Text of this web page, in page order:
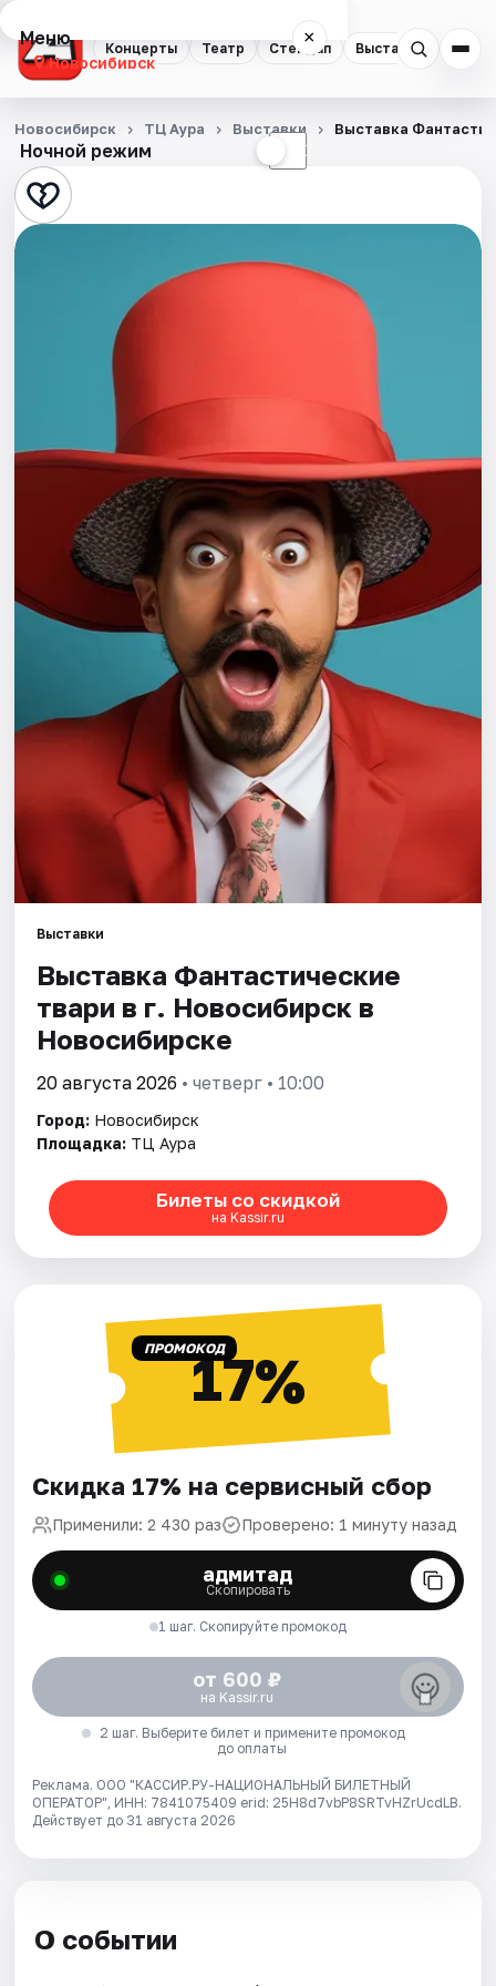
Концерты Театр Стендап Выставки
Меню ×
Новосибирск
Концерты
Театр
Стендап
Экскурсии
Города
Площадки
Рейтинги
Ночной режим ☾
Новосибирск ТЦ Аура Выставки Выставка
Выставки
Выставка Фантастические
твари в г. Новосибирск в
Новосибирске
20 августа 2026 • четверг • 10:00
Город: Новосибирск
Площадка: ТЦ Аура
Билеты со скидкой
на Kassir.ru
ПРОМОКОД17%
Скидка 17% на сервисный сбор
Применили: 2 430 раз Проверено: 1 минуту назад
адмитад
Скопировать
1 шаг. Скопируйте промокод
от 600 ₽
на Kassir.ru
2 шаг. Выберите билет и примените промокод
до оплаты
Реклама. ООО "КАССИР.РУ-НАЦИОНАЛЬНЫЙ БИЛЕТНЫЙ
ОПЕРАТОР", ИНН: 7841075409 erid: 25H8d7vbP8SRTvHZrUcdLB.
Действует до 31 августа 2026
О событии